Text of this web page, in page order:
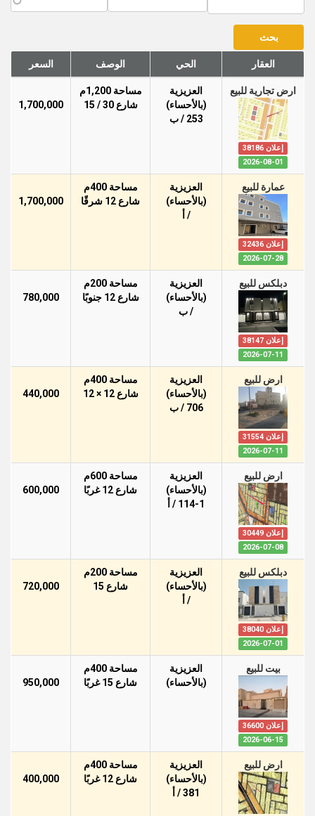
العقار الحي الوصف السعر
ارض تجارية للبيع
إعلان 38186
2026-08-01
العزيزية
(بالأحساء)
253 / ب
مساحة 1,200م
شارع 30 / 15
1,700,000
عمارة للبيع
إعلان 32436
2026-07-28
العزيزية
(بالأحساء)
/ أ
مساحة 400م
شارع 12 شرقًا
1,700,000
دبلكس للبيع
إعلان 38147
2026-07-11
العزيزية
(بالأحساء)
/ ب
مساحة 200م
شارع 12 جنوبًا
780,000
ارض للبيع
إعلان 31554
2026-07-11
العزيزية
(بالأحساء)
706 / ب
مساحة 400م
شارع 12 × 12
440,000
ارض للبيع
إعلان 30449
2026-07-08
العزيزية
(بالأحساء)
114-1 / أ
مساحة 600م
شارع 12 غربًا
600,000
دبلكس للبيع
إعلان 38040
2026-07-01
العزيزية
(بالأحساء)
/ أ
مساحة 200م
شارع 15
720,000
بيت للبيع
إعلان 36600
2026-06-15
العزيزية
(بالأحساء)
مساحة 400م
شارع 15 غربًا
950,000
ارض للبيع
العزيزية
(بالأحساء)
381 / أ
مساحة 400م
شارع 12 غربًا
400,000